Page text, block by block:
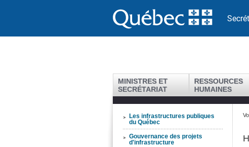
MINISTRES ET
SECRÉTARIAT
RESSOURCES
HUMAINES
Les infrastructures publiques
du Québec
Gouvernance des projets
d'infrastructure